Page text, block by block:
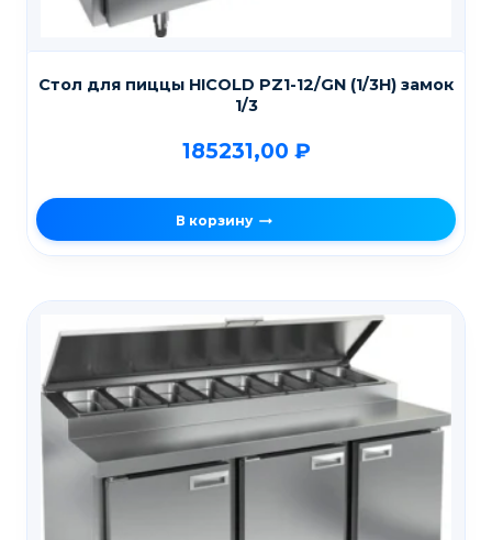
Стол для пиццы HICOLD PZ1-12/GN (1/3H) замок
1/3
185231,00 ₽
В корзину